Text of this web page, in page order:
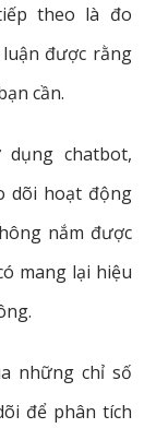
theo là đo
được rằng
cần.
chatbot,
dõi hoạt động
nắm được
mang lại hiệu
những chỉ số
để phân tích